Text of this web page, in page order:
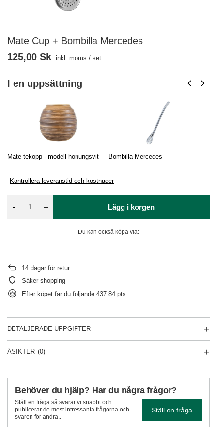
Mate Cup + Bombilla Mercedes
I en uppsättning
Mate tekopp - modell honungsvit Bombilla Mercedes
Kontrollera leveranstid och kostnader
125,00 Sk inkl. moms / set
- + Lägg i korgen
Du kan också köpa via:
14 dagar för retur
Säker shopping
Efter köpet får du följande 437.84 pts.
DETALJERADE UPPGIFTER
ÅSIKTER (0)
Behöver du hjälp? Har du några frågor?
Ställ en fråga så svarar vi snabbt och
publicerar de mest intressanta frågorna och
svaren för andra..
Ställ en fråga